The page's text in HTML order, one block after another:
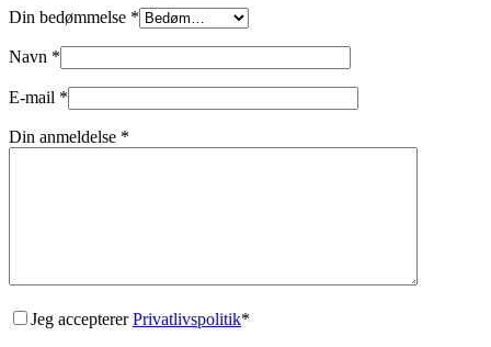
Din bedømmelse *
Navn *
E-mail *
Din anmeldelse *
Jeg acceptererPrivatlivspolitik*